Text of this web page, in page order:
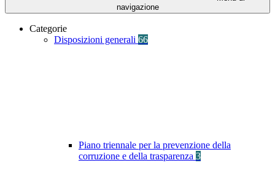
navigazione
Categorie
Disposizioni generali 66
Piano triennale per la prevenzione della
corruzione e della trasparenza 3